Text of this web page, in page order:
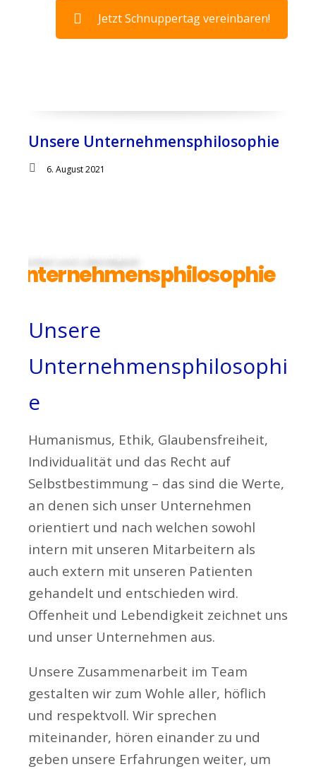
Jetzt Schnuppertag vereinbaren!
Unsere Unternehmensphilosophie
6. August 2021
Unternehmensphilosophie
Unsere
Unternehmensphilosophi
e
Humanismus, Ethik, Glaubensfreiheit,
Individualität und das Recht auf
Selbstbestimmung – das sind die Werte,
an denen sich unser Unternehmen
orientiert und nach welchen sowohl
intern mit unseren Mitarbeitern als
auch extern mit unseren Patienten
gehandelt und entschieden wird.
Offenheit und Lebendigkeit zeichnet uns
und unser Unternehmen aus.
Unsere Zusammenarbeit im Team
gestalten wir zum Wohle aller, höflich
und respektvoll. Wir sprechen
miteinander, hören einander zu und
geben unsere Erfahrungen weiter, um